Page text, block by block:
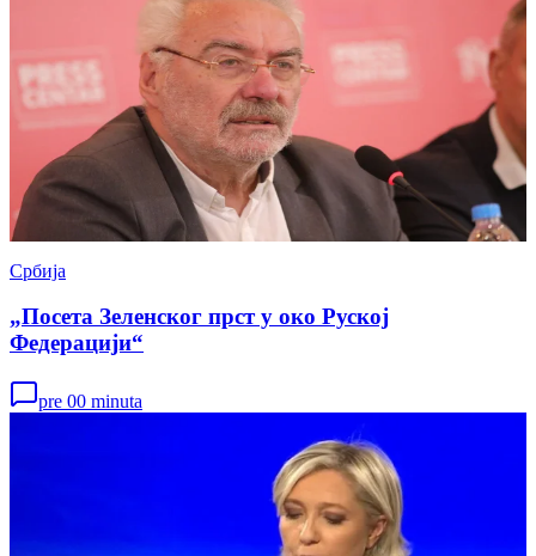
Србија
„Посета Зеленског прст у око Руској
Федерацији“
pre 00 minuta